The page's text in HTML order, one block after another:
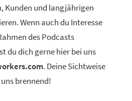
Kunden und langjährigen
Wenn auch du Interesse
des Podcasts
du dich gerne hier bei uns
. Deine Sichtweise
brennend!